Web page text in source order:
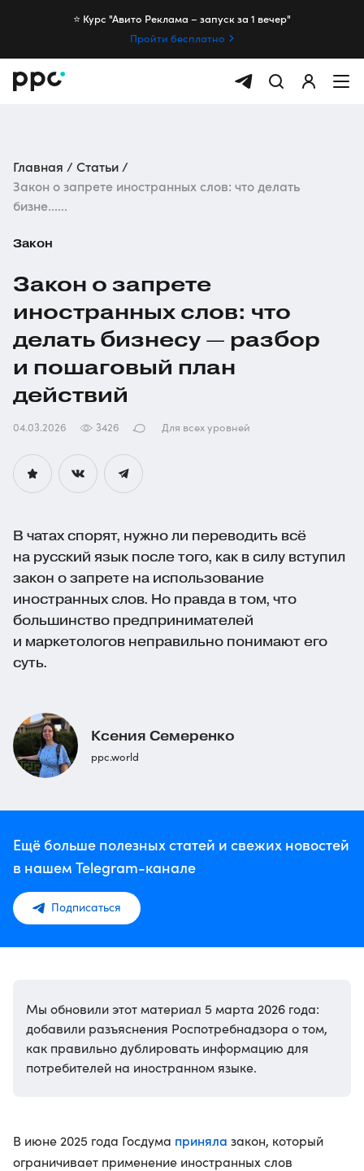
⭐️ Курс "Авито Реклама – запуск за 1 вечер"
Пройти бесплатно
Главная
Статьи
Закон о запрете иностранных слов: что делать
бизне......
Закон
Закон о запрете
иностранных слов: что
делать бизнесу — разбор
и пошаговый план
действий
04.03.2026 3426 Для всех уровней
В чатах спорят, нужно ли переводить всё
на русский язык после того, как в силу вступил
закон о запрете на использование
иностранных слов. Но правда в том, что
большинство предпринимателей
и маркетологов неправильно понимают его
суть.
Ксения Семеренко
ppc.world
Ещё больше полезных статей и свежих новостей
в нашем Telegram-канале
Подписаться
Мы обновили этот материал 5 марта 2026 года:
добавили разъяснения Роспотребнадзора о том,
как правильно дублировать информацию для
потребителей на иностранном языке.
В июне 2025 года Госдума приняла закон, который
ограничивает применение иностранных слов